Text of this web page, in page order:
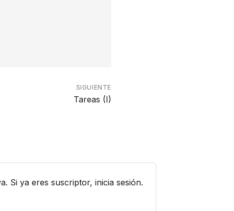
SIGUIENTE
Tareas (I)
Si ya eres suscriptor, inicia sesión.